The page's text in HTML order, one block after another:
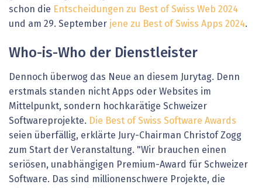
schon die Entscheidungen zu Best of Swiss Web 2024
und am 29. September jene zu Best of Swiss Apps 2024.
Who-is-Who der Dienstleister
Dennoch überwog das Neue an diesem Jurytag. Denn
erstmals standen nicht Apps oder Websites im
Mittelpunkt, sondern hochkarätige Schweizer
Softwareprojekte. Die Best of Swiss Software Awards
seien überfällig, erklärte Jury-Chairman Christof Zogg
zum Start der Veranstaltung. "Wir brauchen einen
seriösen, unabhängigen Premium-Award für Schweizer
Software. Das sind millionenschwere Projekte, die